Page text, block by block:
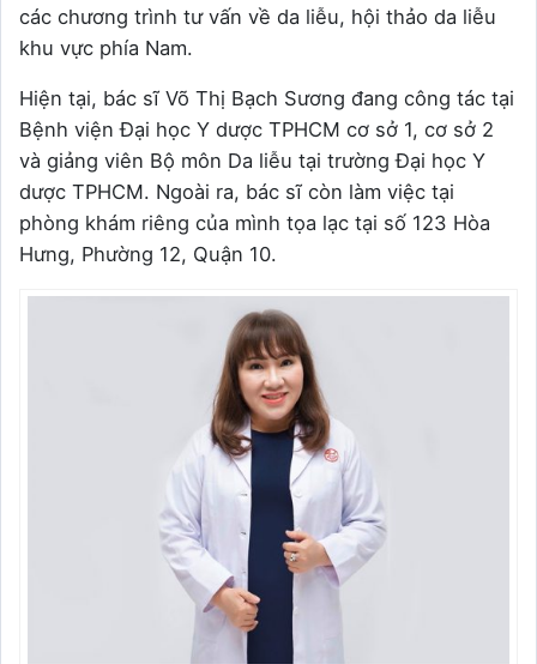
các chương trình tư vấn về da liễu, hội thảo da liễu
khu vực phía Nam.
Hiện tại, bác sĩ Võ Thị Bạch Sương đang công tác tại
Bệnh viện Đại học Y dược TPHCM cơ sở 1, cơ sở 2
và giảng viên Bộ môn Da liễu tại trường Đại học Y
dược TPHCM. Ngoài ra, bác sĩ còn làm việc tại
phòng khám riêng của mình tọa lạc tại số 123 Hòa
Hưng, Phường 12, Quận 10.